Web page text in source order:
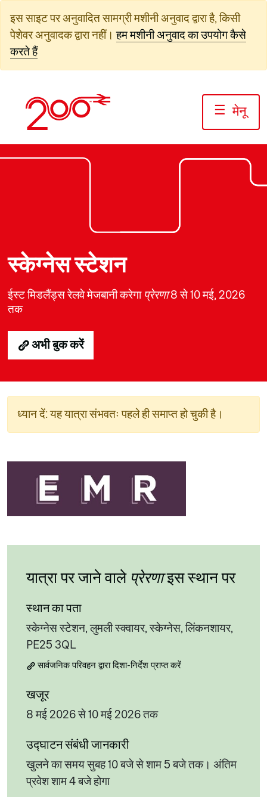
जाएं
इस साइट पर अनुवादित सामग्री मशीनी अनुवाद द्वारा है, किसी
पेशेवर अनुवादक द्वारा नहीं। हम मशीनी अनुवाद का उपयोग कैसे
करते हैं
☰ मेनू
स्केग्नेस स्टेशन
ईस्ट मिडलैंड्स रेलवे मेजबानी करेगा प्रेरणा8 से 10 मई, 2026
तक
अभी बुक करें
ध्यान दें: यह यात्रा संभवतः पहले ही समाप्त हो चुकी है।
यात्रा पर जाने वाले प्रेरणाइस स्थान पर
स्थान का पता
स्केग्नेस स्टेशन, लुमली स्क्वायर, स्केग्नेस, लिंकनशायर,
PE25 3QL
सार्वजनिक परिवहन द्वारा दिशा-निर्देश प्राप्त करें
खजूर
8 मई 2026 से 10 मई 2026 तक
उद्घाटन संबंधी जानकारी
खुलने का समय सुबह 10 बजे से शाम 5 बजे तक। अंतिम
प्रवेश शाम 4 बजे होगा